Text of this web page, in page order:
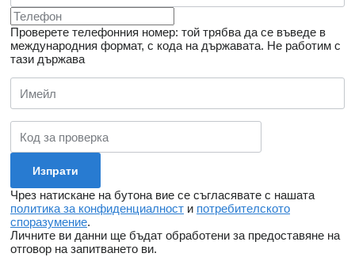
Проверете телефонния номер: той трябва да се въведе в
международния формат, с кода на държавата. Не работим с
тази държава
Чрез натискане на бутона вие се съгласявате с нашата
политика за конфиденциалност и потребителското
споразумение.
Личните ви данни ще бъдат обработени за предоставяне на
отговор на запитването ви.